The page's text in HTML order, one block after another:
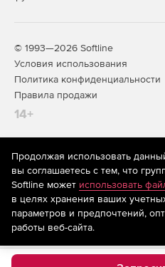
© 1993—2026 Softline
Условия использования
Политика конфиденциальности
Правила продажи
14+
На информационном ресурсе
рекомендательные технологии
предоставления информации на
систематизации и анализа
предпочтениям пользователей
находящихся на территории
Продолжая использовать
вы соглашаетесь с тем, что
Softline может использовать
в целях хранения ваших
параметров и предпочтений,
работы веб-сайта.